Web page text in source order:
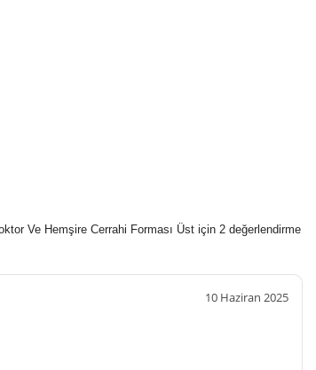
Ve Hemşire Cerrahi Forması Üst için 2 değerlendirme
10 Haziran 2025